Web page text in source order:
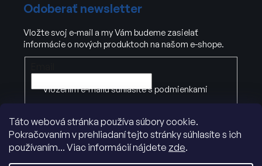
Táto webová stránka používa súbory cookie.
Pokračovaním v prehliadaní tejto stránky súhlasíte s ich
používaním... Viac informácií nájdete zde.
Odoberať newsletter
Vložte svoj e-mail a my Vám budeme zasielať
informácie o nových produktoch na našom e-shope.
Vložením e-mailu súhlasíte s podmienkami
PRIHLÁSIŤ SA